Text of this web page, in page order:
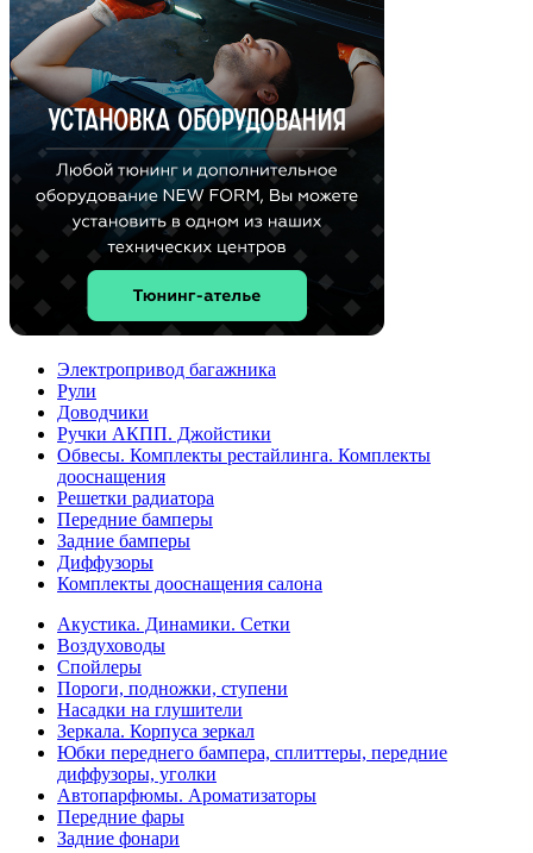
Электропривод багажника
Рули
Доводчики
Ручки АКПП. Джойстики
Обвесы. Комплекты рестайлинга. Комплекты
дооснащения
Решетки радиатора
Передние бамперы
Задние бамперы
Диффузоры
Комплекты дооснащения салона
Акустика. Динамики. Сетки
Воздуховоды
Спойлеры
Пороги, подножки, ступени
Насадки на глушители
Зеркала. Корпуса зеркал
Юбки переднего бампера, сплиттеры, передние
диффузоры, уголки
Автопарфюмы. Ароматизаторы
Передние фары
Задние фонари